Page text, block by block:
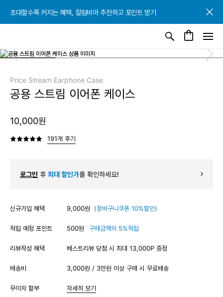
초대할수록 커지는 혜택, 컬럼비아 추천하고 포인트 받기
초대할수록 커지는 혜택, 컬럼비아 추천하고 포인트 받기
초대할수록 커지는 혜택, 컬럼비아 추천하고 포인트 받기
Price Stream Earphone Case
공용 스트림 이어폰 케이스
10,000원
191개 후기
로그인 후 최대 할인가를 확인하세요!
신규가입 혜택 9,000원 (장바구니쿠폰 10%할인)
적립 예정 포인트 500원 구매금액의 5%적립
리뷰작성 혜택 베스트리뷰 당첨 시 최대 13,000P 증정
배송비 3,000원 / 3만원 이상 구매 시 무료배송
무이자 할부
자세히 보기